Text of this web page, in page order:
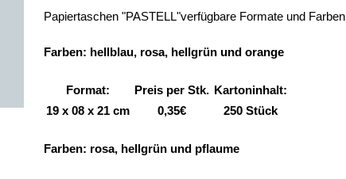
Papiertaschen "PASTELL"verfügbare Formate und Farben
Farben: hellblau, rosa, hellgrün und orange
Format: Preis per Stk. Kartoninhalt:
19 x 08 x 21 cm
0,35€ 250 Stück
Farben: rosa, hellgrün und pflaume